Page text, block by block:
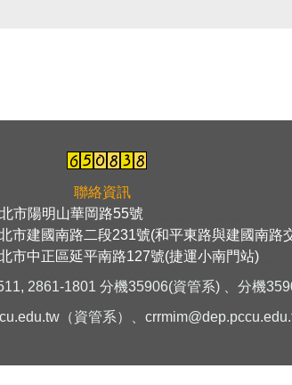
聯絡資訊
市陽明山華岡路55號
市建國南路二段231號(和平東路與建國南路
市中正區延平南路127號(捷運小南門站)＿＿
2861-1801 分機35906(資管系) 、 分機
（資管系）、